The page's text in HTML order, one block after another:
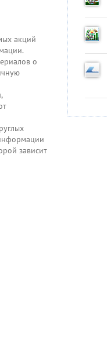
акций
о
зависит